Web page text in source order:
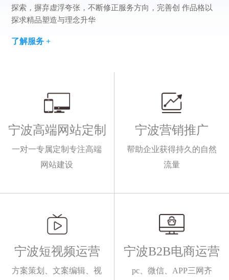
探索，摒弃虚浮夸张，不断修正服务方向，完善创 作品格以
探求精品塑造与理念升华
了解服务 +
宁波高端网站定制
一对一专属定制专注高端
网站建设
宁波营销推广
帮助企业获得持久的自然
流量
宁波短视频运营
方案策划、文案编辑、视
宁波B2B电商运营
pc、微信、APP三网齐